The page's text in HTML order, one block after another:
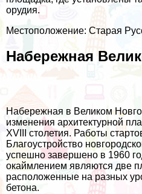
орудия.
Местоположение: Старая
Набережная
Набережная в Великом
изменения архитектурной
XVIII столетия. Работы
Благоустройство
успешно завершено в 1960
окаймлением являются две
расположенные на разных
бетона.